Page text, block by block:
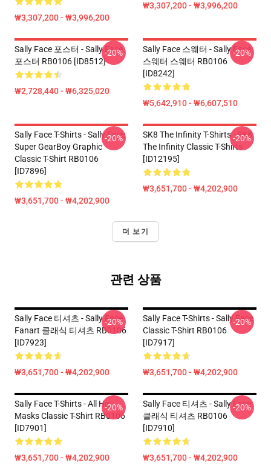
₩3,307,200 - ₩3,996,200
₩3,307,200 - ₩3,996,200
Sally Face 포스터 - Sally Face
포스터 RB0106 [ID8512]
₩2,728,440 - ₩6,325,020
-20%
Sally Face 스웨터 - Sally Face
스웨터 스웨터 RB0106
[ID8242]
₩5,642,910 - ₩6,607,510
-20%
Sally Face T-Shirts - Sally Face
Super GearBoy Graphic
Classic T-Shirt RB0106
[ID7896]
₩3,651,700 - ₩4,202,900
-20%
SK8 The Infinity T-Shirts - SK8
The Infinity Classic T-Shirts
[ID12195]
₩3,651,700 - ₩4,202,900
-20%
더 보기
관련 상품
Sally Face 티셔츠 - Sally Face
Fanart 클래식 티셔츠 RB0106
[ID7923]
₩3,651,700 - ₩4,202,900
-20%
Sally Face T-Shirts - Sally Face
Classic T-Shirt RB0106
[ID7917]
₩3,651,700 - ₩4,202,900
-20%
Sally Face T-Shirts - All His
Masks Classic T-Shirt RB0106
[ID7901]
₩3,651,700 - ₩4,202,900
-20%
Sally Face 티셔츠 - Sally Face
클래식 티셔츠 RB0106
[ID7910]
₩3,651,700 - ₩4,202,900
-20%